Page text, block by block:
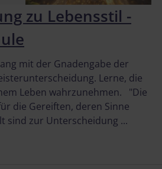
zu Lebensstil -
mit der Gnadengabe der
Lerne, die
Leben wahrzunehmen. "Die
die Gereiften, deren Sinne
sind zur Unterscheidung ...